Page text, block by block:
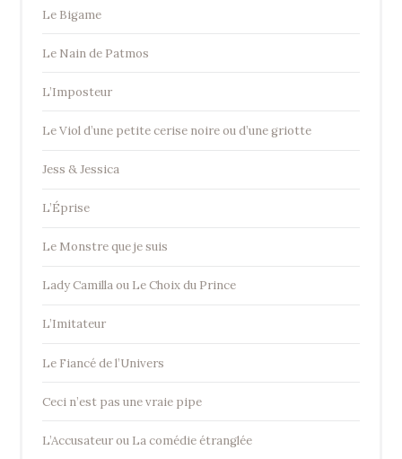
Le Bigame
Le Nain de Patmos
L’Imposteur
Le Viol d’une petite cerise noire ou d’une griotte
Jess & Jessica
L’Éprise
Le Monstre que je suis
Lady Camilla ou Le Choix du Prince
L’Imitateur
Le Fiancé de l’Univers
Ceci n’est pas une vraie pipe
L’Accusateur ou La comédie étranglée